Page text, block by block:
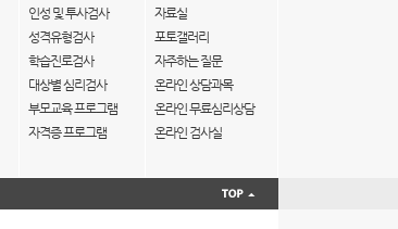
인성 및 투사검사
성격유형검사
학습진로검사
대상별 심리검사
부모교육 프로그램
자격증 프로그램
자료실
포토갤러리
자주하는 질문
온라인 상담과목
온라인 무료심리상담
온라인 검사실